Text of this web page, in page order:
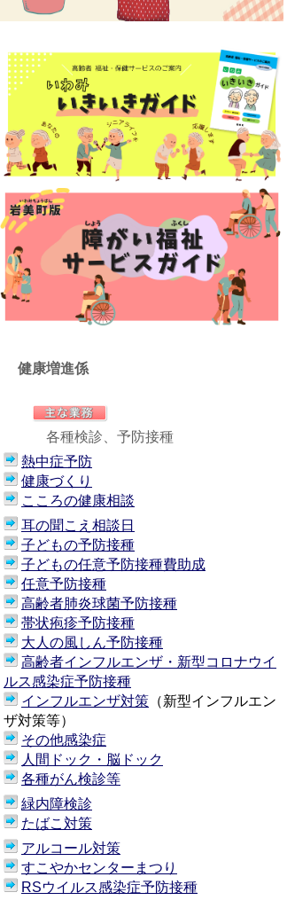
健康増進係
各種検診、予防接種
熱中症予防
健康づくり
こころの健康相談
耳の聞こえ相談日
子どもの予防接種
子どもの任意予防接種費助成
任意予防接種
高齢者肺炎球菌予防接種
帯状疱疹予防接種
大人の風しん予防接種
高齢者インフルエンザ・新型コロナウイ
ルス感染症予防接種
インフルエンザ対策 （新型インフルエン
ザ対策等）
その他感染症
人間ドック・脳ドック
各種がん検診等
緑内障検診
たばこ対策
アルコール対策
すこやかセンターまつり
RSウイルス感染症予防接種